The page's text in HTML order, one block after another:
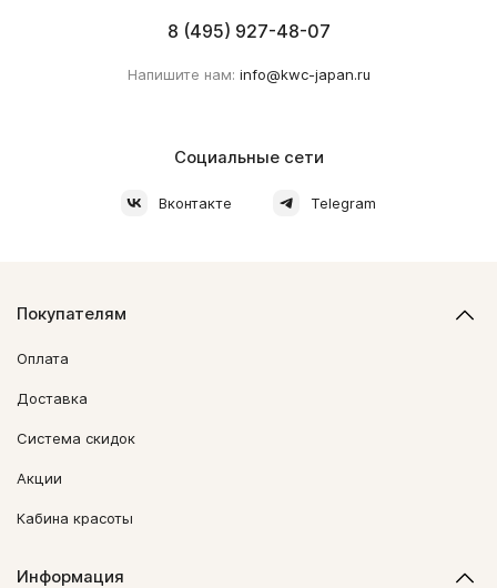
8 (495) 927-48-07
Напишите нам: info@kwc-japan.ru
Социальные сети
Вконтакте Telegram
Покупателям
Оплата
Доставка
Система скидок
Акции
Кабина красоты
Информация